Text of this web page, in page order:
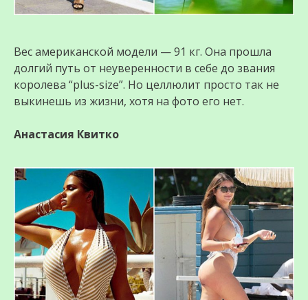
Вес американской модели — 91 кг. Она прошла
долгий путь от неуверенности в себе до звания
королева “plus-size”. Но целлюлит просто так не
выкинешь из жизни, хотя на фото его нет.
Анастасия Квитко